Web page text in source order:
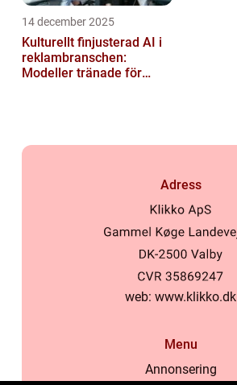
14 december 2025
Kulturellt finjusterad AI i
reklambranschen:
Modeller tränade för
Adress
web: www.klikko.dk
Menu
Annonsering